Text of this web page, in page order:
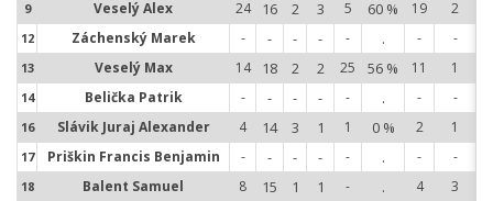
9 Veselý Alex 24 16 2 3 5 60 % 19 2
12 Záchenský Marek - - - - - . - -
13 Veselý Max 14 18 2 2 25 56 % 11 1
14 Belička Patrik - - - - - . - -
16 Slávik Juraj Alexander 4 14 3 1 1 0 % 2 1
17 Priškin Francis Benjamin - - - - - . - -
18 Balent Samuel 8 15 1 1 - . 4 3